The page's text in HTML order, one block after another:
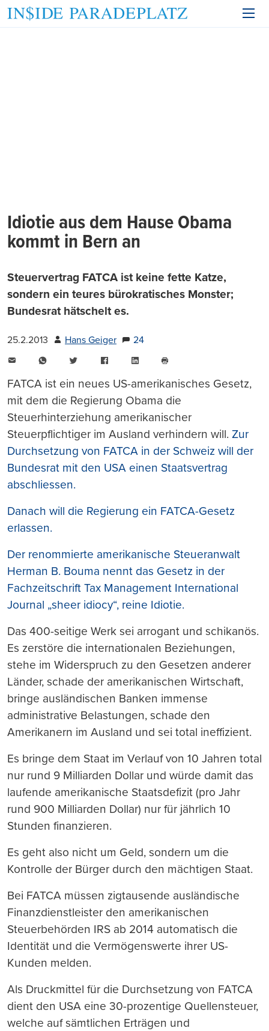
Idiotie aus dem Hause Obama
kommt in Bern an
Steuervertrag FATCA ist keine fette Katze,
sondern ein teures bürokratisches Monster;
Bundesrat hätschelt es.
25.2.2013 Hans Geiger
24
WhatsAppTwitter FacebookLinkedIn
drucken
FATCA ist ein neues US-amerikanisches Gesetz,
mit dem die Regierung Obama die
Steuerhinterziehung amerikanischer
Steuerpflichtiger im Ausland verhindern will. Zur
Durchsetzung von FATCA in der Schweiz will der
Bundesrat mit den USA einen Staatsvertrag
abschliessen.
Danach will die Regierung ein FATCA-Gesetz
erlassen.
Der renommierte amerikanische Steueranwalt
Herman B. Bouma nennt das Gesetz in der
Fachzeitschrift Tax Management International
Journal „sheer idiocy“, reine Idiotie.
Das 400-seitige Werk sei arrogant und schikanös.
Es zerstöre die internationalen Beziehungen,
stehe im Widerspruch zu den Gesetzen anderer
Länder, schade der amerikanischen Wirtschaft,
bringe ausländischen Banken immense
administrative Belastungen, schade den
Amerikanern im Ausland und sei total ineffizient.
Es bringe dem Staat im Verlauf von 10 Jahren total
nur rund 9 Milliarden Dollar und würde damit das
laufende amerikanische Staatsdefizit (pro Jahr
rund 900 Milliarden Dollar) nur für jährlich 10
Stunden finanzieren.
Es geht also nicht um Geld, sondern um die
Kontrolle der Bürger durch den mächtigen Staat.
Bei FATCA müssen zigtausende ausländische
Finanzdienstleister den amerikanischen
Steuerbehörden IRS ab 2014 automatisch die
Identität und die Vermögenswerte ihrer US-
Kunden melden.
Als Druckmittel für die Durchsetzung von FATCA
dient den USA eine 30-prozentige Quellensteuer,
welche auf sämtlichen Erträgen und